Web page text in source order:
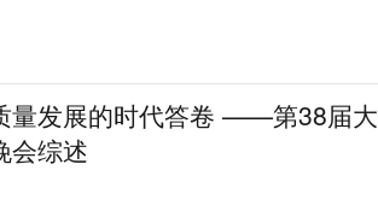
量发展的时代答卷 ——第38届大
会综述